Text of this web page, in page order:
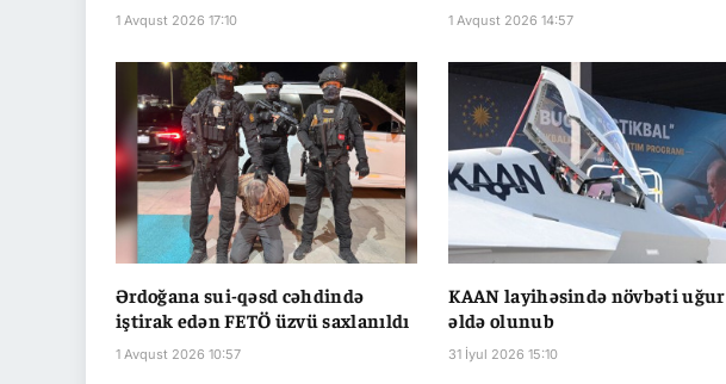
1 Avqust 2026 17:10 1 Avqust 2026 14:57
Ərdoğana sui-qəsd cəhdində
iştirak edən FETÖ üzvü saxlanıldı
1 Avqust 2026 10:57
KAAN layihəsində növbəti uğur
əldə olunub
31 İyul 2026 15:10